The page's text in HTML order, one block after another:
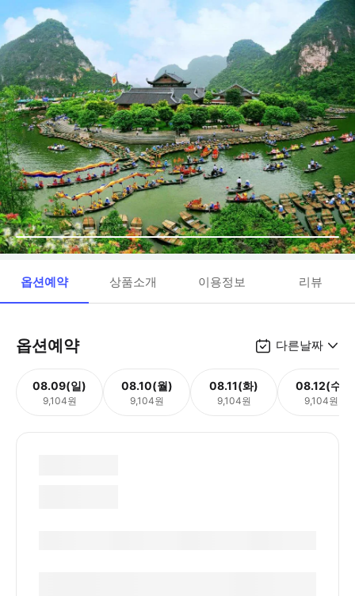
옵션예약 상품소개 이용정보 리뷰
옵션예약 다른날짜
08.09(일)
9,104원
08.10(월)
9,104원
08.11(화)
9,104원
08.12(수)
9,104원